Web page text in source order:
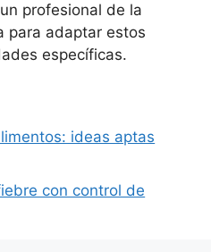
profesional de la
para adaptar estos
específicas.
ideas aptas
con control de